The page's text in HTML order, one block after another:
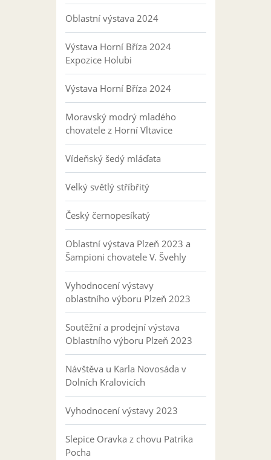
Oblastní výstava 2024
Výstava Horní Bříza 2024
Expozice Holubi
Výstava Horní Bříza 2024
Moravský modrý mladého
chovatele z Horní Vltavice
Vídeňský šedý mláďata
Velký světlý stříbřitý
Český černopesíkatý
Oblastní výstava Plzeň 2023 a
Šampioni chovatele V. Švehly
Vyhodnocení výstavy
oblastního výboru Plzeň 2023
Soutěžní a prodejní výstava
Oblastního výboru Plzeň 2023
Návštěva u Karla Novosáda v
Dolních Kralovicích
Vyhodnocení výstavy 2023
Slepice Oravka z chovu Patrika
Pocha